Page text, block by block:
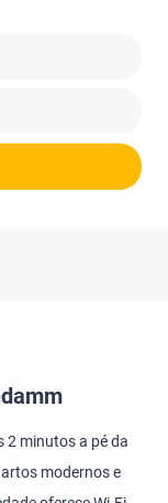
2 minutos a pé da
modernos e